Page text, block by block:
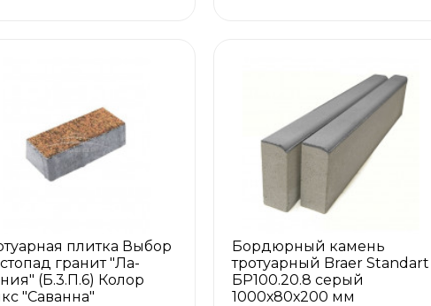
плитка Выбор
гранит "Ла-
(Б.3.П.6) Колор
"Саванна"
Бордюрный камень
тротуарный Braer Standart
БР100.20.8 серый
1000х80х200 мм